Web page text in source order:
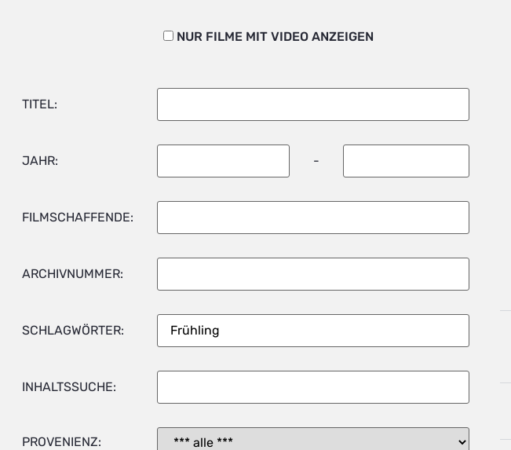
NUR FILME MIT VIDEO ANZEIGEN
TITEL:
JAHR: -
FILMSCHAFFENDE:
ARCHIVNUMMER:
SCHLAGWÖRTER:
INHALTSSUCHE:
PROVENIENZ: